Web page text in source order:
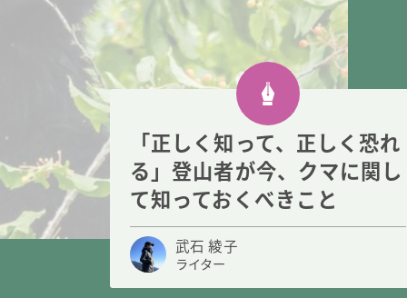
「正しく知って、正しく恐れ
る」登山者が今、クマに関し
て知っておくべきこと
武石 綾子
ライター